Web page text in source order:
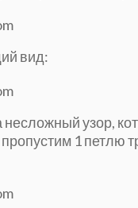
вид:
узор,
1 петлю